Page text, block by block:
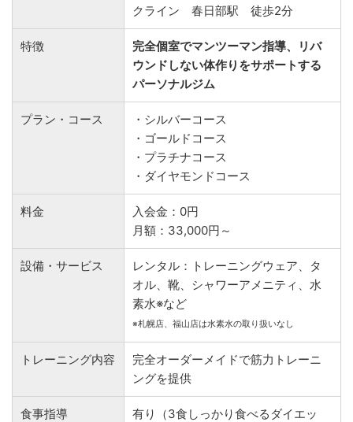
クライン 春日部駅 徒歩2分
特徴
完全個室でマンツーマン指導、リバ
ウンドしない体作りをサポートする
パーソナルジム
プラン・コース
・シルバーコース
・ゴールドコース
・プラチナコース
・ダイヤモンドコース
料金
入会金：0円
月額：33,000円～
設備・サービス
レンタル：トレーニングウェア、タ
オル、靴、シャワーアメニティ、水
素水※など
※札幌店、福山店は水素水の取り扱いなし
トレーニング内容
完全オーダーメイドで筋力トレーニ
ングを提供
食事指導
有り（3食しっかり食べるダイエッ